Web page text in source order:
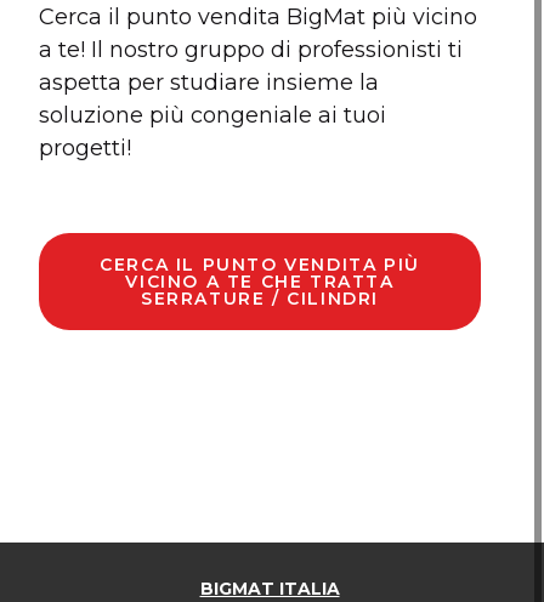
Cerca il punto vendita BigMat più vicino
a te! Il nostro gruppo di professionisti ti
aspetta per studiare insieme la
soluzione più congeniale ai tuoi
progetti!
CERCA IL PUNTO VENDITA PIÙ
VICINO A TE CHE TRATTA
SERRATURE / CILINDRI
BIGMAT ITALIA